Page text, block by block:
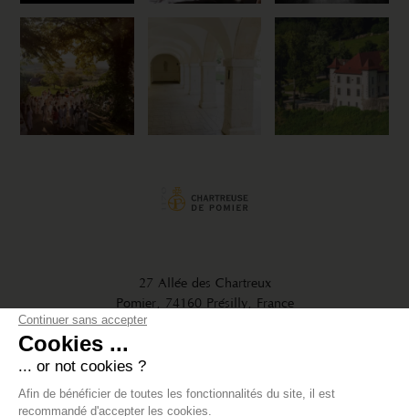
27 Allée des Chartreux
Pomier, 74160 Présilly, France
Tél. : +33 (0)4 50 04 50 53
Continuer sans accepter
Cookies ...
... or not cookies ?
Afin de bénéficier de toutes les fonctionnalités du site, il est
recommandé d'accepter les cookies.